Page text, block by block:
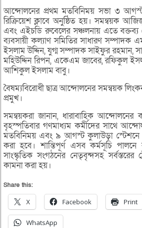
আন্দোলনের প্রথম মতবিনিময় সভা ৩
রিক্রিয়েশ ক্লাবে অনুষ্ঠিত হয়। সমন্বয়ক
এবং এইচডি রুবেলের সঞ্চলনায় এতে
ব্যবসায়ী কল্যাণ সমিতির সাধারণ
ইসলাম উদ্দিন, যুগ্ম সম্পাদক সাইফুর রহমান,
মহিউদ্দিন রিপন, একেএম জাবের, রফিকুল
আশিকুল ইসলাম বাবু।
বৈষম্যবিরোধী ছাত্র আন্দোলনের সমন্বয়ক
প্রমুখ।
সমন্বয়করা জানান, ধারাবাহিক আন্দোলনের
বৃহস্পতিবার গণমাধ্যম কর্মীদের সাথে
মতবিনিময় এবং ৯ আগস্ট কুলাউড়া স্টেশনে
করা হবে। শান্তিপূর্ণ এসব কর্মসূচি
সাংস্কৃতিক সংগঠনের নেতৃবৃন্দসহ সর্বস্তরের
কামনা করা হয়।
Share this:
X Facebook Print
WhatsApp